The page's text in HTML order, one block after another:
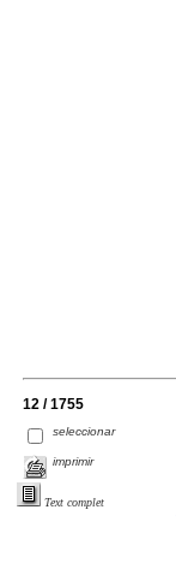
12 / 1755
seleccionar
imprimir
Text complet